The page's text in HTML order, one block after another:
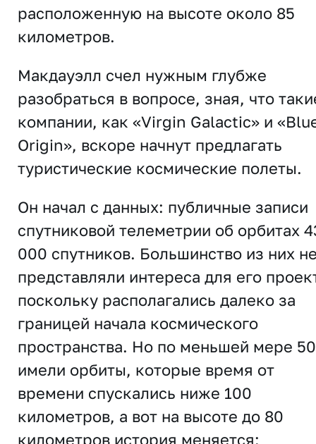
расположенную на высоте около 85
километров.
Макдауэлл счел нужным глубже
разобраться в вопросе, зная, что
компании, как «Virgin Galactic» и
Origin», вскоре начнут предлагать
туристические космические полеты.
Он начал с данных: публичные записи
спутниковой телеметрии об орбитах
000 спутников. Большинство из них
представляли интереса для его
поскольку располагались далеко за
границей начала космического
пространства. Но по меньшей мере 50
имели орбиты, которые время от
времени спускались ниже 100
километров, а вот на высоте до 80
километров история меняется: